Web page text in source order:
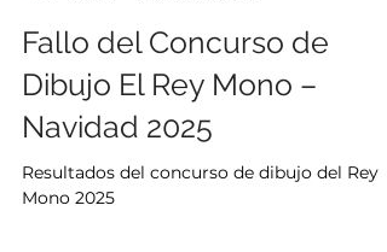
Francisco J. Soriano
17 ene
2 min de lectura
Fallo del Concurso de